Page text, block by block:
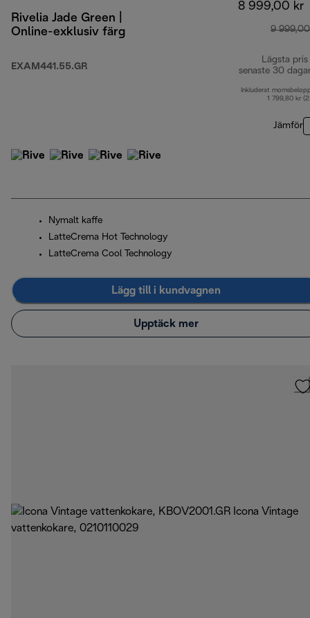
Rivelia Jade Green |
Online-exklusiv färg
EXAM441.55.GR
8 999,00 kr
9
Lägsta pris
senaste 30
Inkluderat
1 799,80 kr
Jämför
Nymalt kaffe
LatteCrema Hot Technology
LatteCrema Cool Technology
Lägg till i kundvagnen
Upptäck mer